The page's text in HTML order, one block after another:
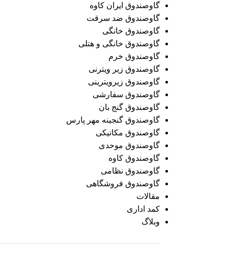
گاوصندوق ایران کاوه
گاوصندوق ضد سرقت
گاوصندوق خانگی
گاوصندوق خانگی و هتلی
گاوصندوق خرم
گاوصندوق زیر ویترنی
گاوصندوق زیرویترینی
گاوصندوق سفارشی
گاوصندوق گنج بان
گاوصندوق گنجینه مهر پارس
گاوصندوق مکانیکی
گاوصندوق موحدی
گاوصندوق کاوه
گاوصندوق نظامی
گاوصندوق فروشگاهی
مقالات
کمد اداری
وبلاگ